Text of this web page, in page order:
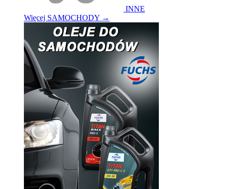
INNE
Więcej SAMOCHODY →